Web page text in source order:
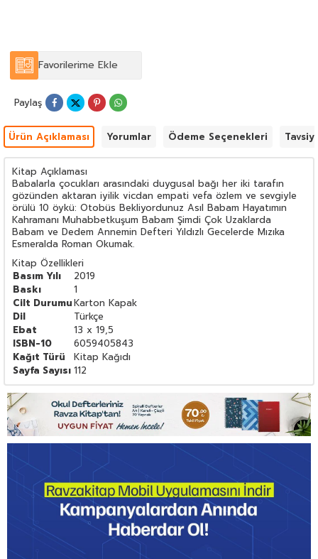
Favorilerime Ekle
Paylaş
Ürün Açıklaması Yorumlar Ödeme Seçenekleri
Kitap Açıklaması
Babalarla çocukları arasındaki duygusal bağı her iki tarafın
gözünden aktaran iyilik vicdan empati vefa özlem ve sevgiyle
örülü 10 öykü: Otobüs Bekliyordunuz Asıl Babam Hayatımın
Kahramanı Muhabbetkuşum Babam Şimdi Çok Uzaklarda
Babam ve Dedem Annemin Defteri Yıldızlı Gecelerde Mızıka
Esmeralda Roman Okumak.
Kitap Özellikleri
Basım Yılı
2019
Baskı
1
Cilt DurumuKarton Kapak
Dil
Türkçe
Ebat
13 x 19,5
ISBN-10
6059405843
Kağıt Türü
Kitap Kağıdı
Sayfa Sayısı 112